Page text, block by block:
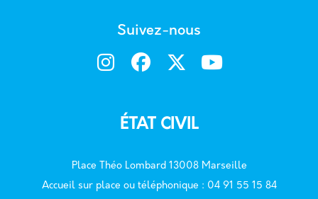
Suivez-nous
ÉTAT CIVIL
Place Théo Lombard 13008 Marseille
Accueil sur place ou téléphonique : 04 91 55 15 84